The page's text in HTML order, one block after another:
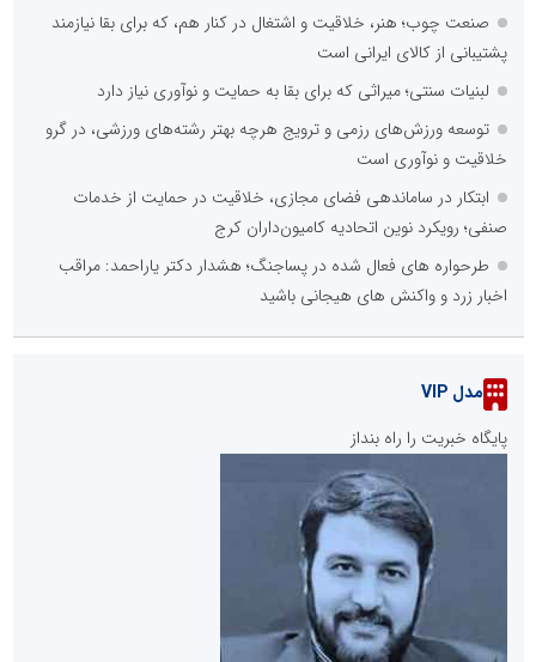
صنعت چوب؛ هنر، خلاقیت و اشتغال در کنار هم، که برای بقا نیازمند
پشتیبانی از کالای ایرانی است
لبنیات سنتی؛ میراثی که برای بقا به حمایت و نوآوری نیاز دارد
توسعه ورزش‌های رزمی و ترویج هرچه بهتر رشته‌های ورزشی، در گرو
خلاقیت و نوآوری است
ابتکار در ساماندهی فضای مجازی، خلاقیت در حمایت از خدمات
صنفی؛ رویکرد نوین اتحادیه کامیون‌داران کرج
طرحواره های فعال شده در پساجنگ؛ هشدار دکتر یاراحمد: مراقب
اخبار زرد و واکنش های هیجانی باشید
مدل VIP
پایگاه خبریت را راه بنداز